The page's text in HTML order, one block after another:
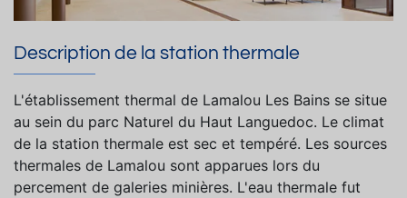
Description de la station thermale
L'établissement thermal de Lamalou Les Bains se situe
au sein du parc Naturel du Haut Languedoc. Le climat
de la station thermale est sec et tempéré. Les sources
thermales de Lamalou sont apparues lors du
percement de galeries minières. L'eau thermale fut